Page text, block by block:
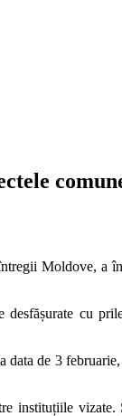
Moldove, a
cu
de 3
instituțiile vizate.